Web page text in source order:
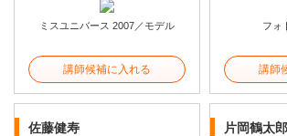
ミスユニバース 2007／モデル
講師候補に入れる
フォ
講師
佐藤健寿 片岡鶴太郎